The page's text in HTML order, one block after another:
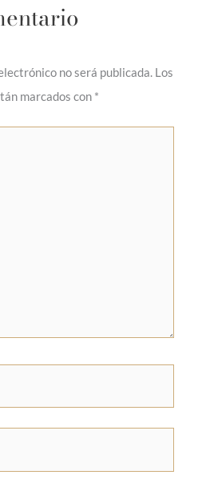
no será publicada. Los
marcados con *